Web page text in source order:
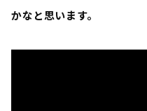
かなと思います。